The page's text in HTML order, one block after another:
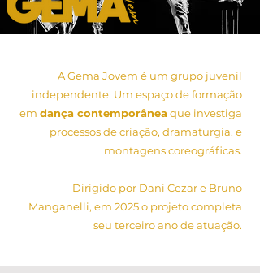
A Gema Jovem é um grupo juvenil
independente. Um espaço de formação
em dança contemporâneaque investiga
processos de criação, dramaturgia, e
montagens coreográficas.
Dirigido por Dani Cezar e Bruno
Manganelli, em 2025 o projeto completa
seu terceiro ano de atuação.